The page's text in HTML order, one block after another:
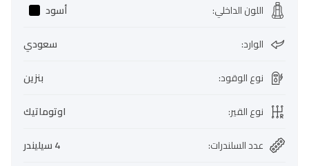
اللون الداخلي:
أسود
الوارد:
سعودي
نوع الوقود:
بنزين
نوع القير:
اوتوماتيك
عدد السلندرات:
4 سيليندر